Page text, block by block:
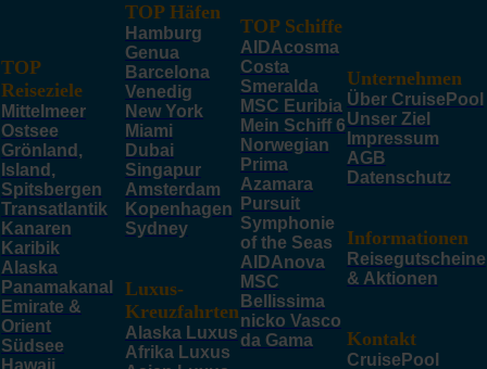
TOP
Reiseziele
Mittelmeer
Ostsee
Grönland,
Island,
Spitsbergen
Transatlantik
Kanaren
Karibik
Alaska
Panamakanal
Emirate &
Orient
Südsee
TOP Häfen
Hamburg
Genua
Barcelona
Venedig
New York
Miami
Dubai
Singapur
Amsterdam
Kopenhagen
Sydney
Luxus-
Kreuzfahrten
Alaska Luxus
Afrika Luxus
TOP Schiffe
AIDAcosma
Costa
Smeralda
MSC Euribia
Mein Schiff 6
Norwegian
Prima
Azamara
Pursuit
Symphonie
of the Seas
AIDAnova
MSC
Bellissima
nicko Vasco
da Gama
Unternehmen
Über CruisePool
Unser Ziel
Impressum
AGB
Datenschutz
Informationen
Reisegutscheine
& Aktionen
Kontakt
CruisePool